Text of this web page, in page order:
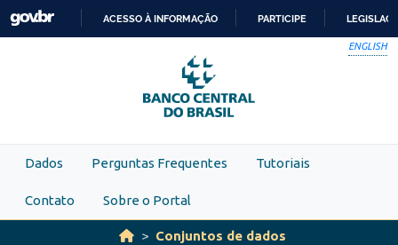
Skip to main content
PARA
O
CONTEÚDO
ACESSO À INFORMAÇÃO PARTICIPE
ENGLISH
Dados Perguntas Frequentes Tutoriais
Contato Sobre o Portal
Conjuntos de dados